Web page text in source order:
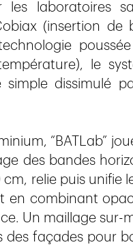
les laboratoires
(insertion de
le
simple dissimulé
“BATLab”
des bandes
relie puis unifie
en combinant
Un maillage sur-
des façades pour